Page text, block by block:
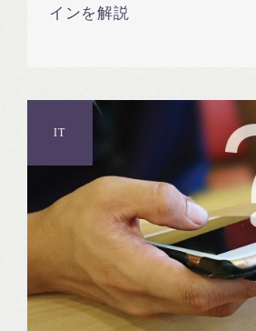
インを解説
IT